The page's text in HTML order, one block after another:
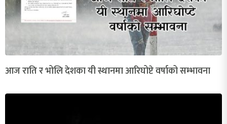
आज राति र भोलि देशका यी स्थानमा आरिघोप्टे वर्षाको सम्भावना